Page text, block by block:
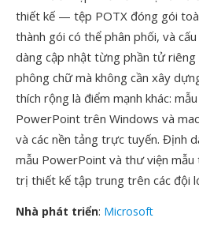
thiết kế — tệp POTX đóng gói
thành gói có thể phân phối, và
dàng cập nhật từng phần tử
phông chữ mà không cần xây
thích rộng là điểm mạnh khác:
PowerPoint trên Windows và
và các nền tảng trực tuyến. Định
mẫu PowerPoint và thư viện mẫu
trị thiết kế tập trung trên các đội
Nhà phát triển: Microsoft